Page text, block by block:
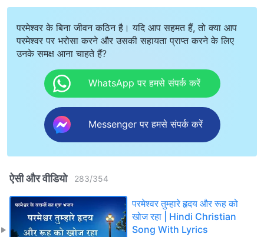
परमेश्वर के बिना जीवन कठिन है। यदि आप सहमत हैं, तो क्या आप
परमेश्वर पर भरोसा करने और उसकी सहायता प्राप्त करने के लिए
उनके समक्ष आना चाहते हैं?
WhatsApp पर हमसे संपर्क करें
Messenger पर हमसे संपर्क करें
ऐसी और वीडियो 283/354
परमेश्वर तुम्हारे हृदय और रूह को
खोज रहा | Hindi Christian
Song With Lyrics